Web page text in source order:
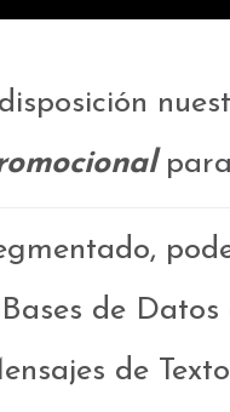
para
de
de